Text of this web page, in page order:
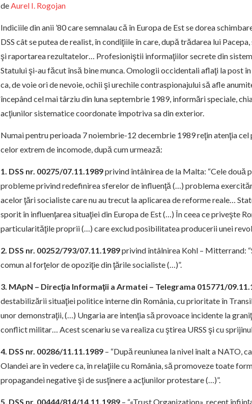
deAurel I. Rogojan
Indiciile din anii ’80 care semnalau că în Europa de Est se dorea
DSS cât se putea de realist, în condiţiile în care, după trădarea lui
şi raportarea rezultatelor… Profesioniştii informaţiilor secrete din
Statului şi-au făcut însă bine munca. Omologii occidentali aflaţi la post
ca, de voie ori de nevoie, ochii şi urechile contraspionajului să afle
începând cel mai târziu din luna septembrie 1989, informări speciale,
acţiunilor sistematice coordonate împotriva sa din exterior.
Numai pentru perioada 7 noiembrie-12 decembrie 1989 reţin atenţia
celor extrem de incomode, după cum urmează:
1. DSS nr. 00275/07.11.1989privind întâlnirea de la Malta: “Cele două
probleme privind redefinirea sferelor de influenţă (…) problema
acelor ţări socialiste care nu au trecut la aplicarea de reforme reale…
sporit în influenţarea situaţiei din Europa de Est (…) În ceea ce priveşte
particularităţile proprii (…) care exclud posibilitatea producerii unei
2. DSS nr. 00252/793/07.11.1989privind întâlnirea Kohl – Mitterrand:
comun al forţelor de opoziţie din ţările socialiste (…)”.
3. MApN – Direcţia Informaţii a Armatei – Telegrama 015771/
destabilizării situaţiei politice interne din România, cu prioritate în
unor demonstraţii, (…) Ungaria are intenţia să provoace incidente la
conflict militar… Acest scenariu se va realiza cu ştirea URSS şi cu
4. DSS nr. 00286/11.11.1989 – “După reuniunea la nivel înalt a NATO,
Olandei are în vedere ca, în relaţiile cu România, să promoveze toate
propagandei negative şi de susţinere a acţiunilor protestare (…)”.
5. DSS nr. 00444/814/14.11.1989 – “«Trust Organization», recent